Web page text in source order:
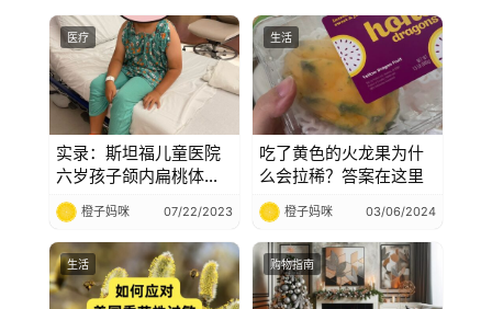
医疗
实录：斯坦福儿童医院
六岁孩子颌内扁桃体摘
除术和腺样体切除术，
附全部过程 + 实拍
橙子妈咪 07/22/2023
生活
吃了黄色的火龙果为什
么会拉稀？答案在这里
橙子妈咪 03/06/2024
生活 购物指南